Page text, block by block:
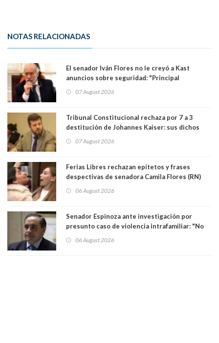
NOTAS RELACIONADAS
El senador Iván Flores no le creyó a Kast
anuncios sobre seguridad: "Principal
perseguir ruta del dinero y levantar secreto
07 August 2026
Tribunal Constitucional rechaza por 7 a 3
destitución de Johannes Kaiser: sus dichos
justicia constitucional porque no es diputado
07 August 2026
Ferias Libres rechazan epítetos y frases
despectivas de senadora Camila Flores (RN)
06 August 2026
Senador Espinoza ante investigación por
presunto caso de violencia intrafamiliar: "No
antecedentes a Tribunal Supremo
06 August 2026